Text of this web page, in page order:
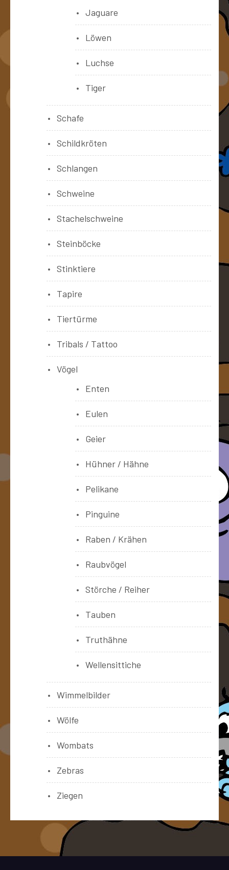
Jaguare
Löwen
Luchse
Tiger
Schafe
Schildkröten
Schlangen
Schweine
Stachelschweine
Steinböcke
Stinktiere
Tapire
Tiertürme
Tribals / Tattoo
Vögel
Enten
Eulen
Geier
Hühner / Hähne
Pelikane
Pinguine
Raben / Krähen
Raubvögel
Störche / Reiher
Tauben
Truthähne
Wellensittiche
Wimmelbilder
Wölfe
Wombats
Zebras
Ziegen